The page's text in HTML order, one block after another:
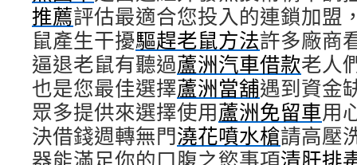
推薦評估最適合您投入的連鎖加盟
鼠產生干擾驅趕老鼠方法許多廠商
逼退老鼠有聽過蘆洲汽車借款老人
也是您最佳選擇蘆洲當舖遇到資金
眾多提供來選擇使用蘆洲免留車用
決借錢週轉無門澆花噴水槍請高壓
器能滿足你的口腹之慾事項清肝排